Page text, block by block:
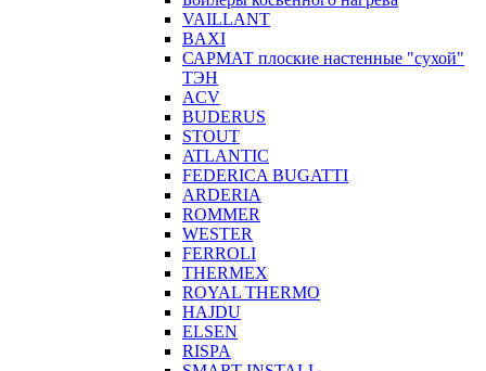
VAILLANT
BAXI
САРМАТ плоские настенные "сухой"
ТЭН
ACV
BUDERUS
STOUT
ATLANTIC
FEDERICA BUGATTI
ARDERIA
ROMMER
WESTER
FERROLI
THERMEX
ROYAL THERMO
HAJDU
ELSEN
RISPA